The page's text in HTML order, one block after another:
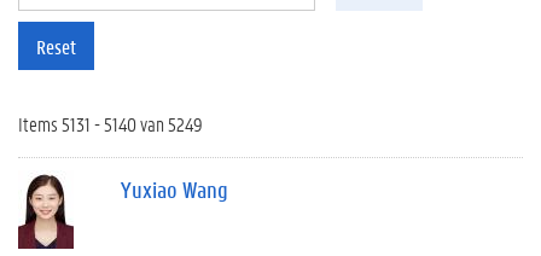
Reset
Items 5131 - 5140 van 5249
Yuxiao Wang